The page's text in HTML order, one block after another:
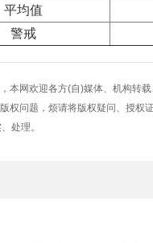
平均值
警戒
本网欢迎各方(自)媒体、机构转
权问题，烦请将版权疑问、授权
处理。